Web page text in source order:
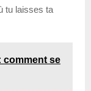
tu laisses ta
comment se